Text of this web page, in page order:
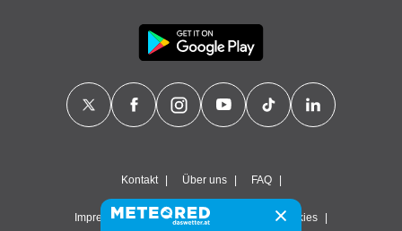
Kontakt Über uns FAQ
Impressum & Nutzungsbedingungen Cookies